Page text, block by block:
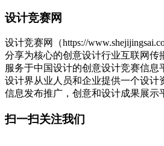
设计竞赛网
设计竞赛网（https://
分享为核心的创意设计行业互联网传
服务于中国设计的创意设计竞赛信息
设计界从业人员和企业提供一个设计
信息发布推广，创意和设计成果展示
扫一扫关注我们